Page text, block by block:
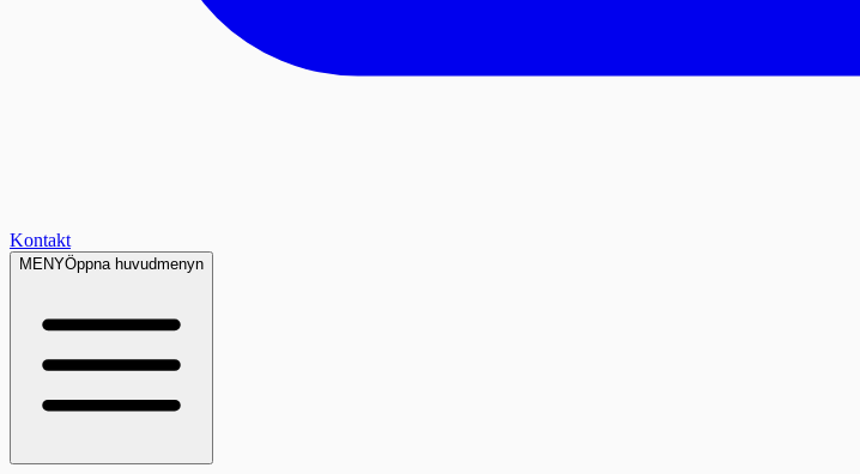
Kontakt
MENYÖppna huvudmenyn